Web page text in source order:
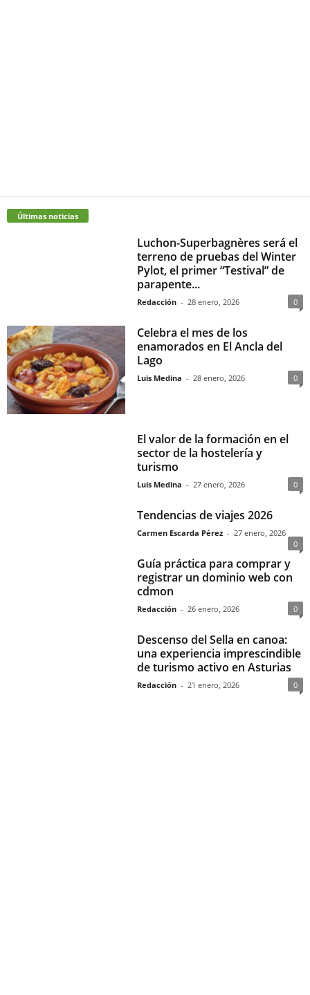
Últimas noticias
Luchon-Superbagnères será el
terreno de pruebas del Winter
Pylot, el primer “Testival” de
parapente...
Redacción - 28 enero, 2026 0
Celebra el mes de los
enamorados en El Ancla del
Lago
Luis Medina - 28 enero, 2026 0
El valor de la formación en el
sector de la hostelería y
turismo
Luis Medina - 27 enero, 2026 0
Tendencias de viajes 2026
Carmen Escarda Pérez - 27 enero, 2026
0
Guía práctica para comprar y
registrar un dominio web con
cdmon
Redacción - 26 enero, 2026 0
Descenso del Sella en canoa:
una experiencia imprescindible
de turismo activo en Asturias
Redacción - 21 enero, 2026 0